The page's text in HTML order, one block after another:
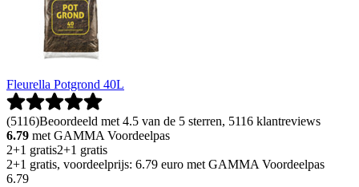
Fleurella Potgrond 40L
(5116)Beoordeeld met 4.5 van de 5 sterren, 5116 klantreviews
6.79 met GAMMA Voordeelpas
2+1 gratis2+1 gratis
2+1 gratis, voordeelprijs: 6.79 euro met GAMMA Voordeelpas
6.79